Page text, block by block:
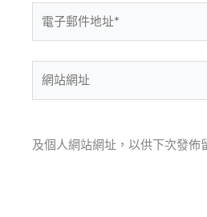
子
地
站
及個人網站網址，以供下次發佈